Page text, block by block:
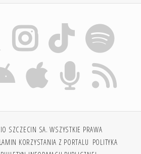
SZCZECIN SA. WSZYSTKIE PRAWA
KORZYSTANIA Z PORTALU POLITYKA